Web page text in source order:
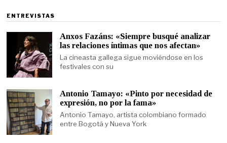
ENTREVISTAS
Anxos Fazáns: «Siempre busqué analizar
las relaciones íntimas que nos afectan»
La cineasta gallega sigue moviéndose en los
festivales con su
Antonio Tamayo: «Pinto por necesidad de
expresión, no por la fama»
Antonio Tamayo, artista colombiano formado
entre Bogotá y Nueva York